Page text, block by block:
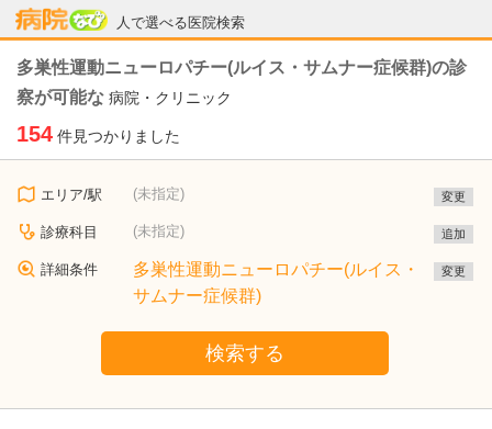
人で選べる医院検索
病院なび
多巣性運動ニューロパチー(ルイス・サムナー症候群)の診
察が可能な 病院・クリニック
154 件見つかりました
エリア/駅 (未指定) 変更
診療科目 (未指定) 追加
詳細条件
多巣性運動ニューロパチー(ルイス・
サムナー症候群)
変更
検索する